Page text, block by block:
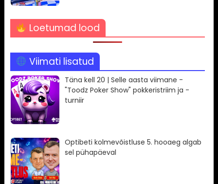
Loetumad lood
Viimati lisatud
Täna kell 20 | Selle aasta viimane -
"Toodz Poker Show" pokkeristriim ja -
turniir
Optibeti kolmevõistluse 5. hooaeg algab
sel pühapäeval